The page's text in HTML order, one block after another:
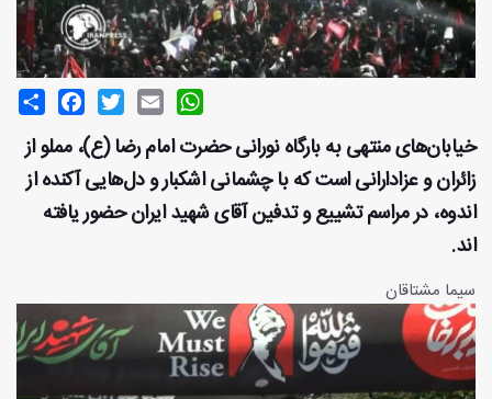
Share
FacebookTwitterEmail
WhatsApp
خیابان‌های منتهی به بارگاه نورانی حضرت امام رضا (ع)، مملو از
زائران و عزادارانی است که با چشمانی اشکبار و دل‌هایی آکنده از
اندوه، در مراسم تشییع و تدفین آقای شهید ایران حضور یافته
اند.
سیما مشتاقان